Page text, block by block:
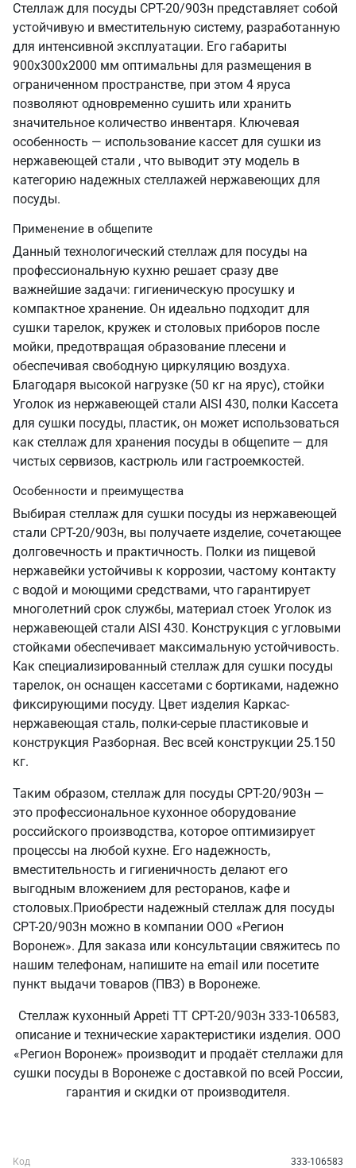
Стеллаж для посуды СРТ-20/903н представляет собой
устойчивую и вместительную систему, разработанную
для интенсивной эксплуатации. Его габариты
900х300х2000 мм оптимальны для размещения в
ограниченном пространстве, при этом 4 яруса
позволяют одновременно сушить или хранить
значительное количество инвентаря. Ключевая
особенность — использование кассет для сушки из
нержавеющей стали , что выводит эту модель в
категорию надежных стеллажей нержавеющих для
посуды.
Применение в общепите
Данный технологический стеллаж для посуды на
профессиональную кухню решает сразу две
важнейшие задачи: гигиеническую просушку и
компактное хранение. Он идеально подходит для
сушки тарелок, кружек и столовых приборов после
мойки, предотвращая образование плесени и
обеспечивая свободную циркуляцию воздуха.
Благодаря высокой нагрузке (50 кг на ярус), стойки
Уголок из нержавеющей стали AISI 430, полки Кассета
для сушки посуды, пластик, он может использоваться
как стеллаж для хранения посуды в общепите — для
чистых сервизов, кастрюль или гастроемкостей.
Особенности и преимущества
Выбирая стеллаж для сушки посуды из нержавеющей
стали СРТ-20/903н, вы получаете изделие, сочетающее
долговечность и практичность. Полки из пищевой
нержавейки устойчивы к коррозии, частому контакту
с водой и моющими средствами, что гарантирует
многолетний срок службы, материал стоек Уголок из
нержавеющей стали AISI 430. Конструкция с угловыми
стойками обеспечивает максимальную устойчивость.
Как специализированный стеллаж для сушки посуды
тарелок, он оснащен кассетами с бортиками, надежно
фиксирующими посуду. Цвет изделия Каркас-
нержавеющая сталь, полки-серые пластиковые и
конструкция Разборная. Вес всей конструкции 25.150
кг.
Таким образом, стеллаж для посуды СРТ-20/903н —
это профессиональное кухонное оборудование
российского производства, которое оптимизирует
процессы на любой кухне. Его надежность,
вместительность и гигиеничность делают его
выгодным вложением для ресторанов, кафе и
столовых.Приобрести надежный стеллаж для посуды
СРТ-20/903н можно в компании ООО «Регион
Воронеж». Для заказа или консультации свяжитесь по
нашим телефонам, напишите на email или посетите
пункт выдачи товаров (ПВЗ) в Воронеже.
Стеллаж кухонный Appeti ТТ СРТ-20/903н 333-106583,
описание и технические характеристики изделия. ООО
«Регион Воронеж» производит и продаёт стеллажи для
сушки посуды в Воронеже с доставкой по всей России,
гарантия и скидки от производителя.
Код
333-106583